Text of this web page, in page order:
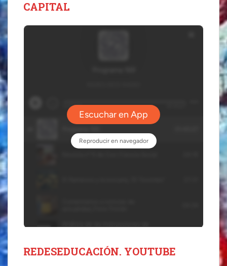
CAPITAL
REDESEDUCACIÓN. YOUTUBE